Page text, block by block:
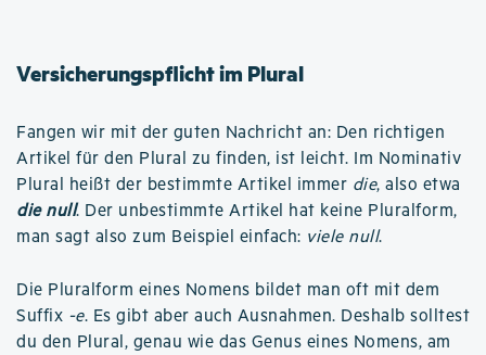
Versicherungspflicht im Plural
Fangen wir mit der guten Nachricht an: Den richtigen
Artikel für den Plural zu finden, ist leicht. Im Nominativ
Plural heißt der bestimmte Artikel immer die, also etwa
die null. Der unbestimmte Artikel hat keine Pluralform,
man sagt also zum Beispiel einfach: viele null.
Die Pluralform eines Nomens bildet man oft mit dem
Suffix -e. Es gibt aber auch Ausnahmen. Deshalb solltest
du den Plural, genau wie das Genus eines Nomens, am